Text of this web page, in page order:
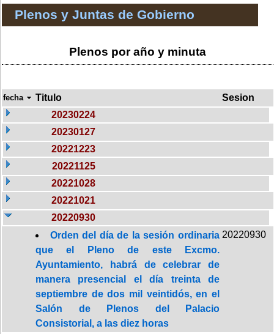
Plenos y Juntas de Gobierno
Plenos por año y minuta
fecha Titulo
Sesion
20230224
20230127
20221223
20221125
20221028
20221021
20220930
Orden del día de la sesión ordinaria
que el Pleno de este Excmo.
Ayuntamiento, habrá de celebrar de
manera presencial el día treinta de
septiembre de dos mil veintidós, en el
Salón de Plenos del Palacio
Consistorial, a las diez horas
20220930